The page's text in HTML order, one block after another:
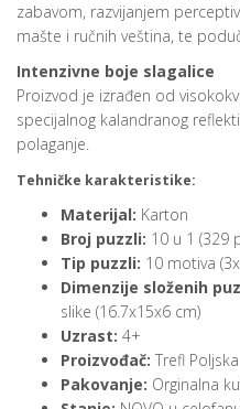
zabavom, razvijanjem
mašte i ručnih veština, te
Intenzivne boje slagalice
Proizvod je izrađen od
specijalnog kalandranog
polaganje.
Tehničke karakteristike:
Materijal: Karton
Broj puzzli: 10 u 1 (329
Tip puzzli: 10 motiva
Dimenzije složenih
slike (16.7x15x6 cm)
Uzrast: 4+
Proizvođač: Trefl Poljska
Pakovanje: Orginalna